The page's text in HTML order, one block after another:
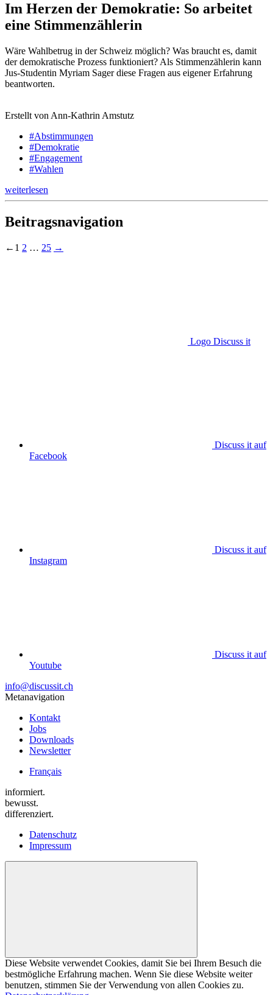
Im Herzen der Demokratie: So arbeitet
eine Stimmenzählerin
Wäre Wahlbetrug in der Schweiz möglich? Was braucht es, damit
der demokratische Prozess funktioniert? Als Stimmenzählerin kann
Jus-Studentin Myriam Sager diese Fragen aus eigener Erfahrung
beantworten.
Erstellt von Ann-Kathrin Amstutz
#Abstimmungen
#Demokratie
#Engagement
#Wahlen
weiterlesen
Beitragsnavigation
← 1 2 … 25 →
Logo Discuss it
Discuss it auf
Facebook
Discuss it auf
Instagram
Discuss it auf
Youtube
info@discussit.ch
Metanavigation
Kontakt
Jobs
Downloads
Newsletter
Français
informiert.
bewusst.
differenziert.
Datenschutz
Impressum
Diese Website verwendet Cookies, damit Sie bei Ihrem Besuch die
bestmögliche Erfahrung machen. Wenn Sie diese Website weiter
benutzen, stimmen Sie der Verwendung von allen Cookies zu.